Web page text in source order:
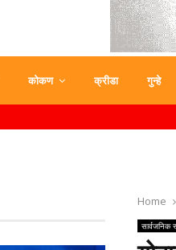
कोकण क्रीडा गुन्हे
Home
सार्वजनिक